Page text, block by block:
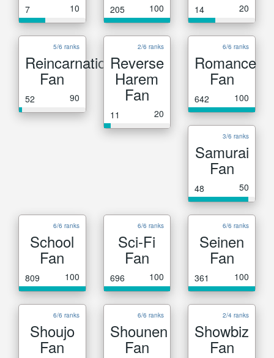
7 10 205 100 14 20
5/6 ranks
Reincarnation
Fan
52 90
2/6 ranks
Reverse
Harem
Fan
11 20
6/6 ranks
Romance
Fan
642 100
3/6 ranks
Samurai
Fan
48 50
6/6 ranks
School
Fan
809 100
6/6 ranks
Sci-Fi
Fan
696 100
6/6 ranks
Seinen
Fan
361 100
6/6 ranks
Shoujo
Fan
6/6 ranks
Shounen
Fan
2/4 ranks
Showbiz
Fan